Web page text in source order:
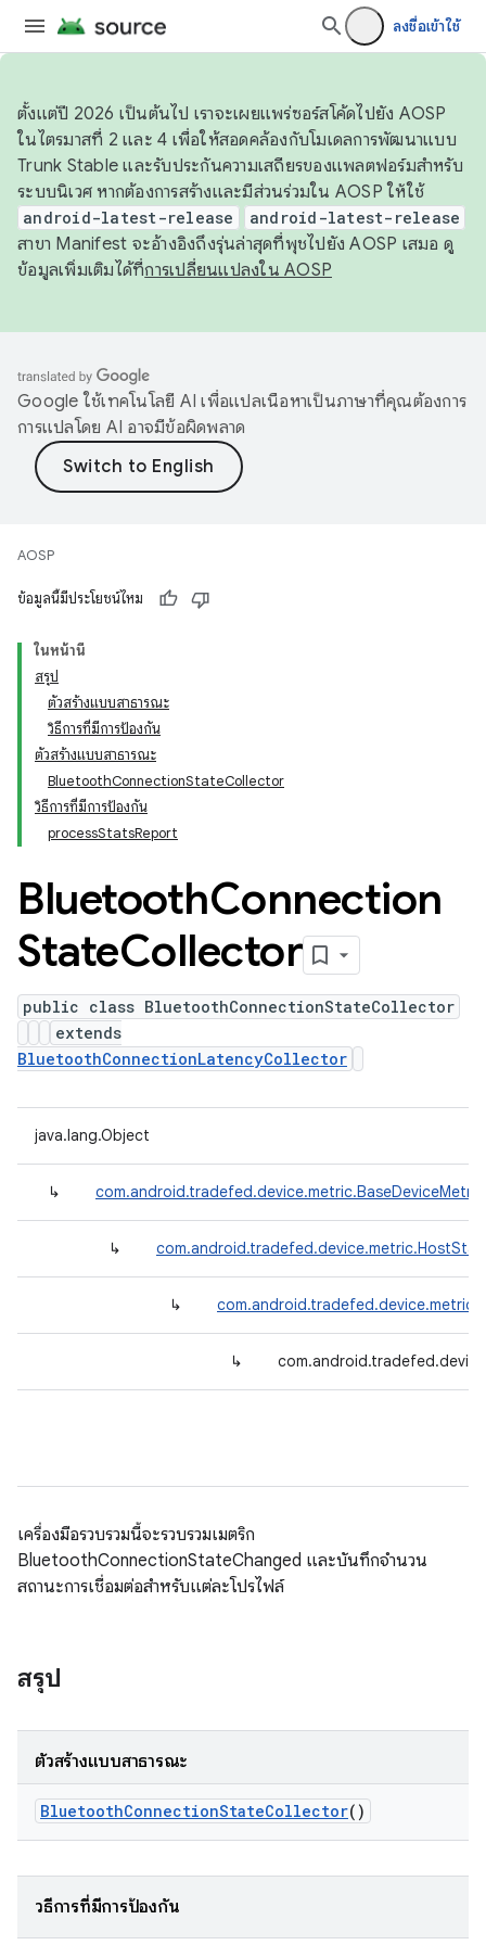
ลงชื่อเข้าใช้
ตั้งแต่ปี 2026 เป็นต้นไป เราจะเผยแพร่ซอร์สโค้ดไปยัง AOSP
ในไตรมาสที่ 2 และ 4 เพื่อให้สอดคล้องกับโมเดลการพัฒนาแบบ
Trunk Stable และรับประกันความเสถียรของแพลตฟอร์มสำหรับ
ระบบนิเวศ หากต้องการสร้างและมีส่วนร่วมใน AOSP ให้ใช้
android-latest-release android-latest-release
สาขา Manifest จะอ้างอิงถึงรุ่นล่าสุดที่พุชไปยัง AOSP เสมอ ดู
ข้อมูลเพิ่มเติมได้ที่การเปลี่ยนแปลงใน AOSP
Google ใช้เทคโนโลยี AI เพื่อแปลเนื้อหาเป็นภาษาที่คุณต้องการ
การแปลโดย AI อาจมีข้อผิดพลาด
AOSP
ข้อมูลนี้มีประโยชน์ไหม
ในหน้านี้
สรุป
ตัวสร้างแบบสาธารณะ
วิธีการที่มีการป้องกัน
ตัวสร้างแบบสาธารณะ
BluetoothConnectionStateCollector
วิธีการที่มีการป้องกัน
processStatsReport
BluetoothConnection
StateCollector
public class BluetoothConnectionStateCollector
extends
BluetoothConnectionLatencyCollector
java.lang.Object
↳
↳
↳
↳
เครื่องมือรวบรวมนี้จะรวบรวมเมตริก
BluetoothConnectionStateChanged และบันทึกจํานวน
สถานะการเชื่อมต่อสําหรับแต่ละโปรไฟล์
สรุป
ตัวสร้างแบบสาธารณะ
BluetoothConnectionStateCollector()
วิธีการที่มีการป้องกัน